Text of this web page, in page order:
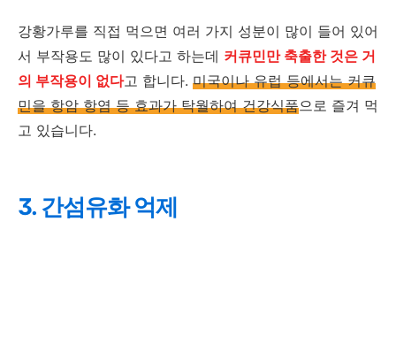
강황가루를 직접 먹으면 여러 가지 성분이 많이 들어 있어
서 부작용도 많이 있다고 하는데 커큐민만 축출한 것은 거
의 부작용이 없다고 합니다. 미국이나 유럽 등에서는 커큐
민을 항암 항염 등 효과가 탁월하여 건강식품으로 즐겨 먹
고 있습니다.
3. 간섬유화 억제